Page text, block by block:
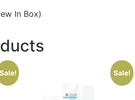
In Box)
Sale! Sale!